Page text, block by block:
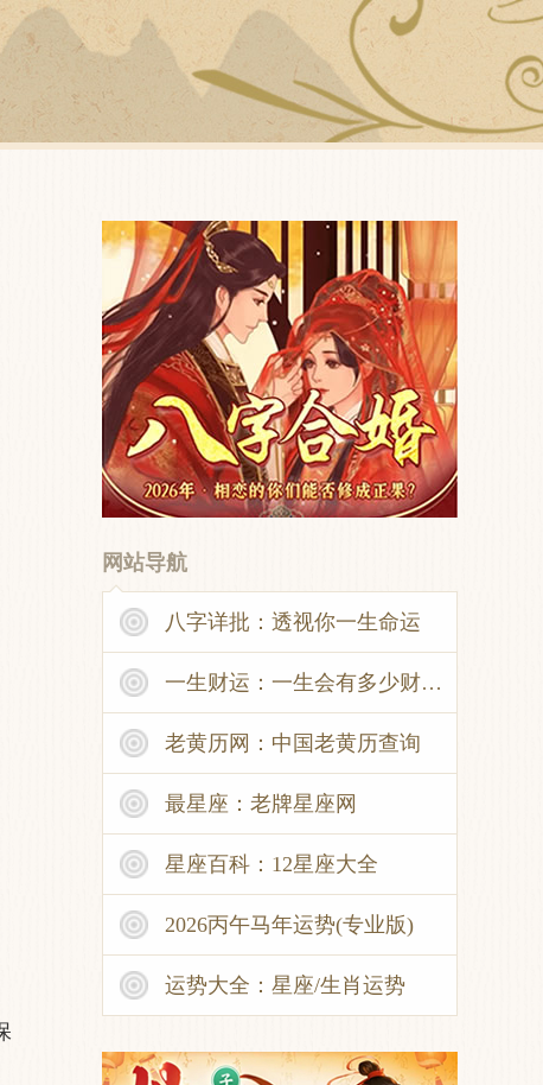
网站导航
八字详批：透视你一生命运
一生财运：一生会有多少财富？
老黄历网：中国老黄历查询
最星座：老牌星座网
星座百科：12星座大全
2026丙午马年运势(专业版)
运势大全：星座/生肖运势